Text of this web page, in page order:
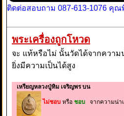
ติดต่อสอบถาม 087-613-1076 คุ
พระเครื่องถูกโหวด
จะ แท้หรือไม่ นั้นวัดได้จากความ
ยิ่งมีความเป็นได้สูง
เหรียญหลวงปู่ทิม เจริญพร บน
ไม่ชอบ หรือ ชอบ จากความน่า